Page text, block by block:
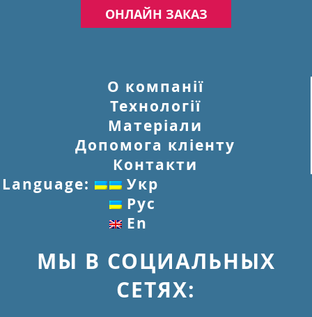
ОНЛАЙН ЗАКАЗ
О компанії
Технології
Матеріали
Допомога кліенту
Контакти
Language:
Укр
Рус
En
МЫ В СОЦИАЛЬНЫХ
СЕТЯХ: